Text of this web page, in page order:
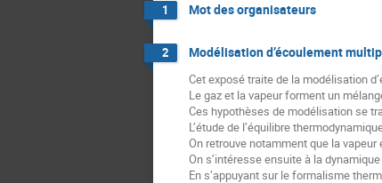
1 Mot des organisateurs
2 Modélisation d’écoulement
Cet exposé traite de la modélisation
Le gaz et la vapeur forment un
Ces hypothèses de modélisation se
L’étude de l’équilibre
On retrouve notamment que la
On s’intéresse ensuite à la
En s’appuyant sur le formalisme